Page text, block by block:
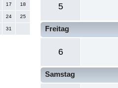
17 18
24 25
31
5
Freitag
6
Samstag